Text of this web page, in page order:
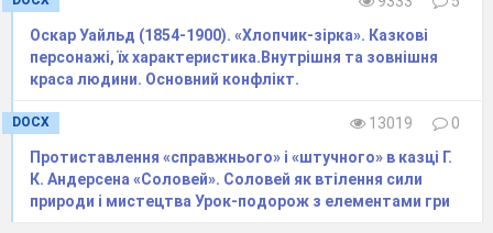
Оскар Уайльд (1854-1900). «Хлопчик-зірка». Казкові
персонажі, їх характеристика.Внутрішня та зовнішня
краса людини. Основний конфлікт.
DOCX 13019
0
Протиставлення «справжнього» і «штучного» в казці Г.
К. Андерсена «Соловей». Соловей як втілення сили
природи і мистецтва Урок-подорож з елементами гри